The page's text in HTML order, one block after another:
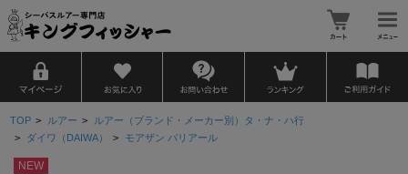
TOP > ルアー > ルアー（ブランド・メーカー別）タ・ナ・ハ行
> ダイワ（DAIWA） > モアザン バリアール
NEW